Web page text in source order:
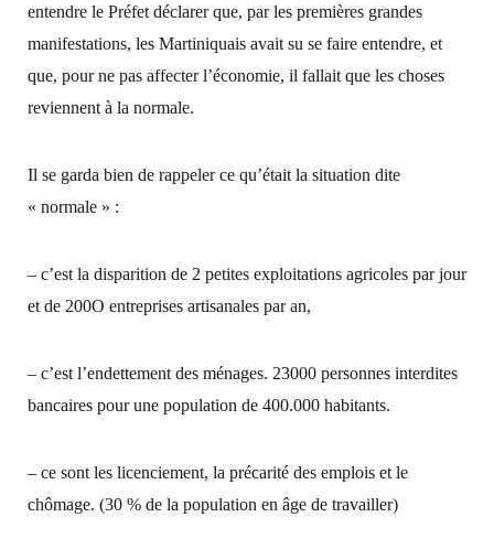
entendre le Préfet déclarer que, par les premières grandes
manifestations, les Martiniquais avait su se faire entendre, et
que, pour ne pas affecter l’économie, il fallait que les choses
reviennent à la normale.
Il se garda bien de rappeler ce qu’était la situation dite
« normale » :
– c’est la disparition de 2 petites exploitations agricoles par jour
et de 200O entreprises artisanales par an,
– c’est l’endettement des ménages. 23000 personnes interdites
bancaires pour une population de 400.000 habitants.
– ce sont les licenciement, la précarité des emplois et le
chômage. (30 % de la population en âge de travailler)